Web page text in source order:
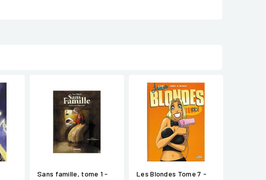
Sans famille, tome 1 -
Les Blondes Tome 7 -